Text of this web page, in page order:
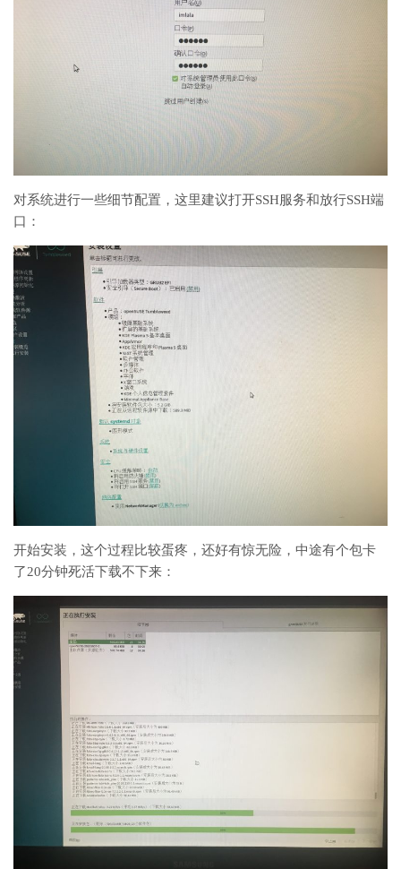
对系统进行一些细节配置，这里建议打开SSH服务和放行SSH端
口：
开始安装，这个过程比较蛋疼，还好有惊无险，中途有个包卡
了20分钟死活下载不下来：